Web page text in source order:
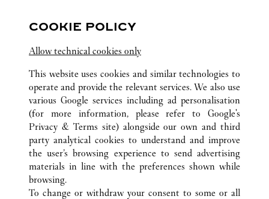
영업시간 및 휴점일은 영업점의 사정에 따라 변경
될 수 있으므로 방문 전 문의 요망.
ALL CARTIER LOCATIONS SOUTH KOREA
서울
서울특별시 중구 퇴계로 77
CUSTOMER CARE
COOKIE POLICY
Allow technical cookies only
This website uses cookies and similar technologies to
operate and provide the relevant services. We also use
various Google services including ad personalisation
(for more information, please refer to Google's
Privacy & Terms site) alongside our own and third
party analytical cookies to understand and improve
the user’s browsing experience to send advertising
materials in line with the preferences shown while
browsing.
To change or withdraw your consent to some or all